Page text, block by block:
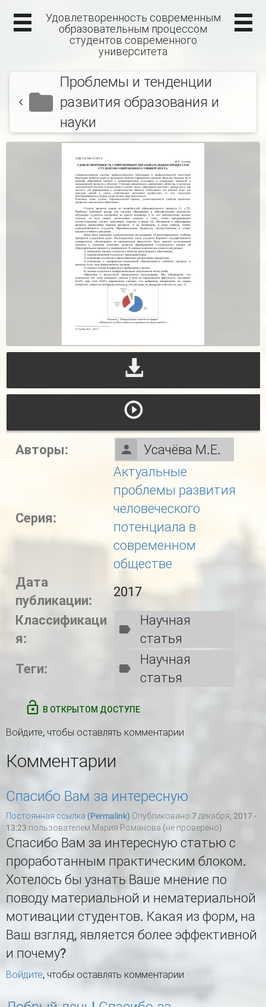
Удовлетворенность современным
образовательным процессом
студентов современного
университета
Проблемы и тенденции
развития образования и
науки
Авторы: Усачёва М.Е.
Серия:
Актуальные
проблемы развития
человеческого
потенциала в
современном
обществе
Дата
публикации:
2017
Классификаци
я:
Научная
статья
Теги:
Научная
статья
В ОТКРЫТОМ ДОСТУПЕ
Войдите, чтобы оставлять комментарии
Комментарии
Спасибо Вам за интересную
Постоянная ссылка (Permalink) Опубликовано 7 декабря, 2017 -
13:23 пользователем Мария Романова (не проверено)
Спасибо Вам за интересную статью с
проработанным практическим блоком.
Хотелось бы узнать Ваше мнение по
поводу материальной и нематериальной
мотивации студентов. Какая из форм, на
Ваш взгляд, является более эффективной
и почему?
Войдите, чтобы оставлять комментарии